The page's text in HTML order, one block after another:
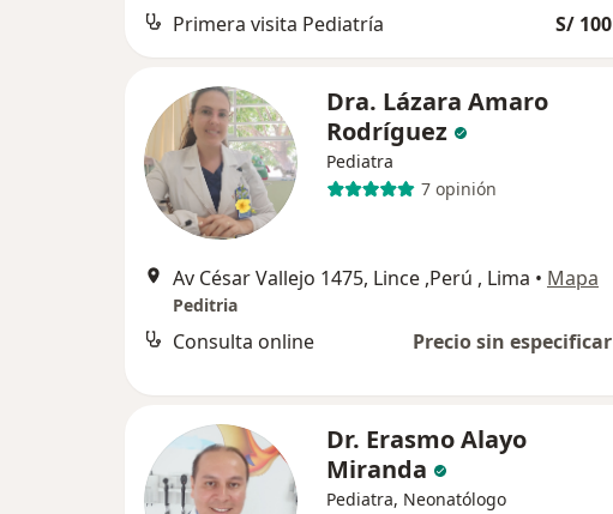
Primera visita Pediatría S/ 100
Dra. Lázara Amaro
Rodríguez
Pediatra
7 opinión
Av César Vallejo 1475, Lince ,Perú , Lima • Mapa
Peditria
Consulta online Precio sin especificar
Dr. Erasmo Alayo
Miranda
Pediatra, Neonatólogo